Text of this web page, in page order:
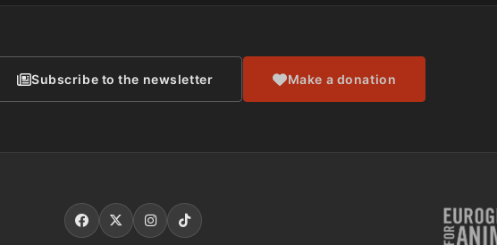
Subscribe to the newsletter Make a donation